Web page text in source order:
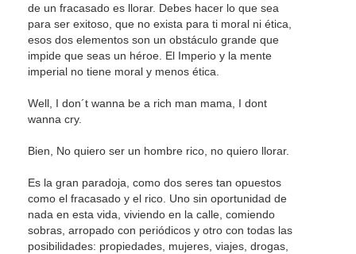
de un fracasado es llorar. Debes hacer lo que sea
para ser exitoso, que no exista para ti moral ni ética,
esos dos elementos son un obstáculo grande que
impide que seas un héroe. El Imperio y la mente
imperial no tiene moral y menos ética.
Well, I don´t wanna be a rich man mama, I dont
wanna cry.
Bien, No quiero ser un hombre rico, no quiero llorar.
Es la gran paradoja, como dos seres tan opuestos
como el fracasado y el rico. Uno sin oportunidad de
nada en esta vida, viviendo en la calle, comiendo
sobras, arropado con periódicos y otro con todas las
posibilidades: propiedades, mujeres, viajes, drogas,